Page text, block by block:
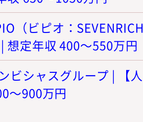
（ビピオ：
想定年収 400～550万円
ビシャスグループ | 【
～900万円